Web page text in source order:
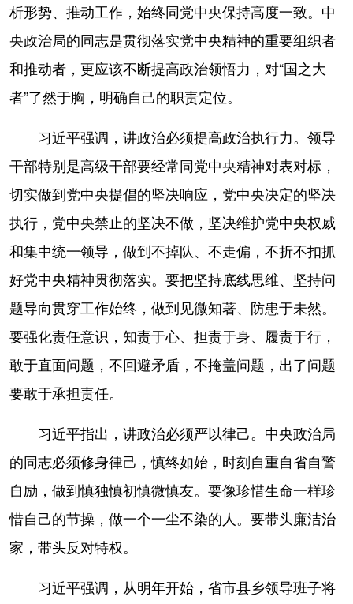
析形势、推动工作，始终同党中央保持高度一致。中
央政治局的同志是贯彻落实党中央精神的重要组织者
和推动者，更应该不断提高政治领悟力，对“国之大
者”了然于胸，明确自己的职责定位。
习近平强调，讲政治必须提高政治执行力。领导
干部特别是高级干部要经常同党中央精神对表对标，
切实做到党中央提倡的坚决响应，党中央决定的坚决
执行，党中央禁止的坚决不做，坚决维护党中央权威
和集中统一领导，做到不掉队、不走偏，不折不扣抓
好党中央精神贯彻落实。要把坚持底线思维、坚持问
题导向贯穿工作始终，做到见微知著、防患于未然。
要强化责任意识，知责于心、担责于身、履责于行，
敢于直面问题，不回避矛盾，不掩盖问题，出了问题
要敢于承担责任。
习近平指出，讲政治必须严以律己。中央政治局
的同志必须修身律己，慎终如始，时刻自重自省自警
自励，做到慎独慎初慎微慎友。要像珍惜生命一样珍
惜自己的节操，做一个一尘不染的人。要带头廉洁治
家，带头反对特权。
习近平强调，从明年开始，省市县乡领导班子将